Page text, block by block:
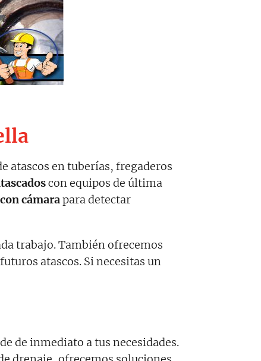
atascos en tuberías, fregaderos
con equipos de última
cámarapara detectar
trabajo. También ofrecemos
atascos. Si necesitas un
de inmediato a tus necesidades.